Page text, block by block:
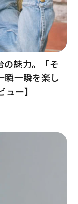
の魅力。「そ
瞬一瞬を楽し
ー】